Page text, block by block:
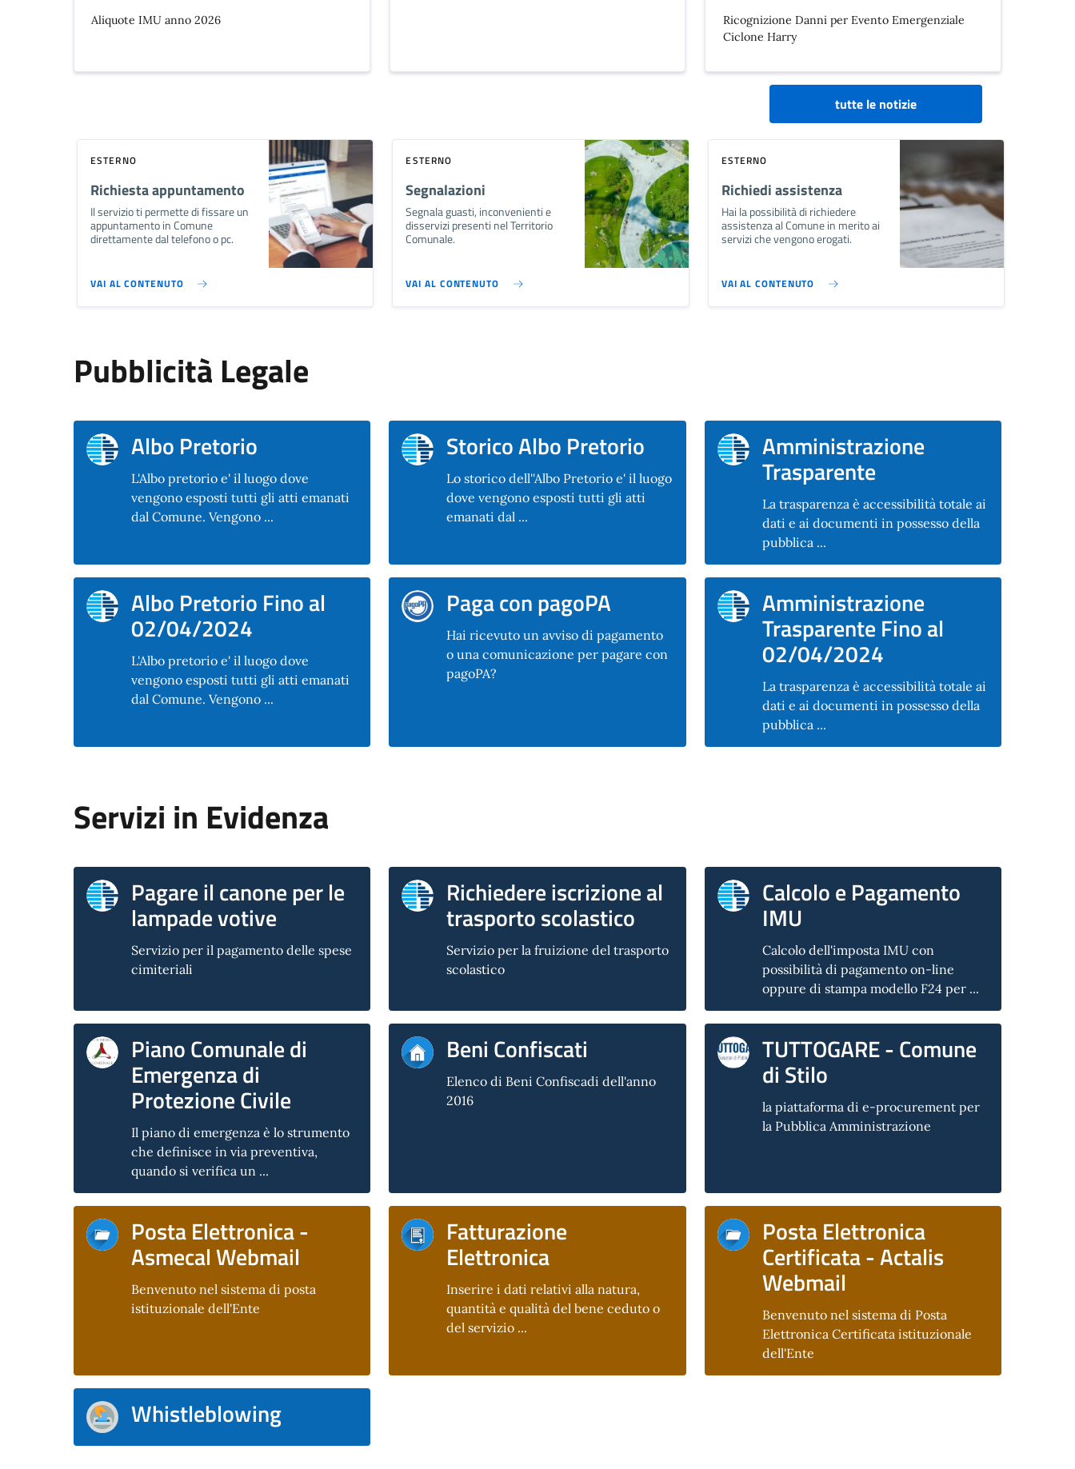
Aliquote IMU anno 2026
Ricognizione Danni per Evento Emergenziale
Ciclone Harry
tutte le notizie
ESTERNO
Richiesta appuntamento
Il servizio ti permette di fissare un
appuntamento in Comune
direttamente dal telefono o pc.
VAI AL CONTENUTO
ESTERNO
Segnalazioni
Segnala guasti, inconvenienti e
disservizi presenti nel Territorio
Comunale.
VAI AL CONTENUTO
ESTERNO
Richiedi assistenza
Hai la possibilità di richiedere
assistenza al Comune in merito ai
servizi che vengono erogati.
VAI AL CONTENUTO
Pubblicità Legale
Albo Pretorio
L'Albo pretorio e' il luogo dove
vengono esposti tutti gli atti emanati
dal Comune. Vengono ...
Storico Albo Pretorio
Lo storico dell''Albo Pretorio e' il luogo
dove vengono esposti tutti gli atti
emanati dal ...
Amministrazione
Trasparente
La trasparenza è accessibilità totale ai
dati e ai documenti in possesso della
pubblica ...
Albo Pretorio Fino al
02/04/2024
L'Albo pretorio e' il luogo dove
vengono esposti tutti gli atti emanati
dal Comune. Vengono ...
Paga con pagoPA
Hai ricevuto un avviso di pagamento
o una comunicazione per pagare con
pagoPA?
Amministrazione
Trasparente Fino al
02/04/2024
La trasparenza è accessibilità totale ai
dati e ai documenti in possesso della
pubblica ...
Servizi in Evidenza
Pagare il canone per le
lampade votive
Servizio per il pagamento delle spese
cimiteriali
Richiedere iscrizione al
trasporto scolastico
Servizio per la fruizione del trasporto
scolastico
Calcolo e Pagamento
IMU
Calcolo dell'imposta IMU con
possibilità di pagamento on-line
oppure di stampa modello F24 per ...
Piano Comunale di
Emergenza di
Protezione Civile
Il piano di emergenza è lo strumento
che definisce in via preventiva,
quando si verifica un ...
Beni Confiscati
Elenco di Beni Confiscadi dell'anno
2016
TUTTOGARE - Comune
di Stilo
la piattaforma di e-procurement per
la Pubblica Amministrazione
Posta Elettronica -
Asmecal Webmail
Benvenuto nel sistema di posta
istituzionale dell'Ente
Fatturazione
Elettronica
Inserire i dati relativi alla natura,
quantità e qualità del bene ceduto o
del servizio ...
Posta Elettronica
Certificata - Actalis
Webmail
Benvenuto nel sistema di Posta
Elettronica Certificata istituzionale
dell'Ente
Whistleblowing